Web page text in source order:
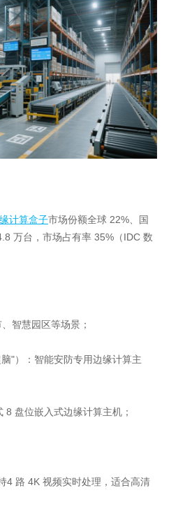
计算盒子市场份额全球 22%、国
万台，市场占有率 35%（IDC 数
智慧园区等场景；
"）：智能安防专用边缘计算主
盘位嵌入式边缘计算主机；
4 路 4K 视频实时处理，适合高清